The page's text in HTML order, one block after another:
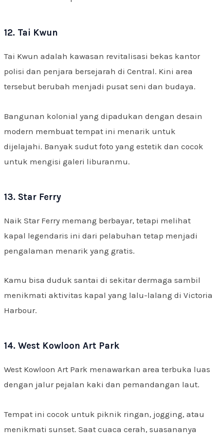
12. Tai Kwun
Tai Kwun adalah kawasan revitalisasi bekas kantor
polisi dan penjara bersejarah di Central. Kini area
tersebut berubah menjadi pusat seni dan budaya.
Bangunan kolonial yang dipadukan dengan desain
modern membuat tempat ini menarik untuk
dijelajahi. Banyak sudut foto yang estetik dan cocok
untuk mengisi galeri liburanmu.
13. Star Ferry
Naik Star Ferry memang berbayar, tetapi melihat
kapal legendaris ini dari pelabuhan tetap menjadi
pengalaman menarik yang gratis.
Kamu bisa duduk santai di sekitar dermaga sambil
menikmati aktivitas kapal yang lalu-lalang di Victoria
Harbour.
14. West Kowloon Art Park
West Kowloon Art Park menawarkan area terbuka luas
dengan jalur pejalan kaki dan pemandangan laut.
Tempat ini cocok untuk piknik ringan, jogging, atau
menikmati sunset. Saat cuaca cerah, suasananya